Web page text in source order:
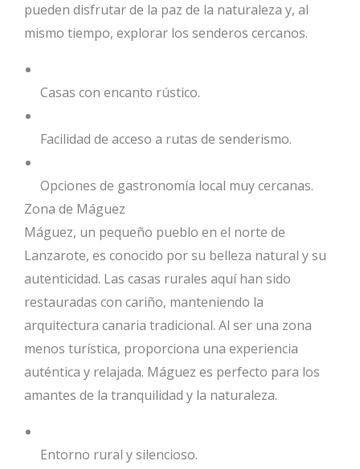
pueden disfrutar de la paz de la naturaleza y, al
mismo tiempo, explorar los senderos cercanos.
Casas con encanto rústico.
Facilidad de acceso a rutas de senderismo.
Opciones de gastronomía local muy cercanas.
Zona de Máguez
Máguez, un pequeño pueblo en el norte de
Lanzarote, es conocido por su belleza natural y su
autenticidad. Las casas rurales aquí han sido
restauradas con cariño, manteniendo la
arquitectura canaria tradicional. Al ser una zona
menos turística, proporciona una experiencia
auténtica y relajada. Máguez es perfecto para los
amantes de la tranquilidad y la naturaleza.
Entorno rural y silencioso.